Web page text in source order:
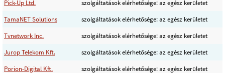
Pick-Up Ltd.
szolgáltatások elérhetősége: az egész kerületet
TamaNET Solutions
szolgáltatások elérhetősége: az egész kerületet
Tvnetwork Inc.
szolgáltatások elérhetősége: az egész kerületet
Jurop Telekom Kft.
szolgáltatások elérhetősége: az egész kerületet
Porion-Digital Kft.
szolgáltatások elérhetősége: az egész kerületet